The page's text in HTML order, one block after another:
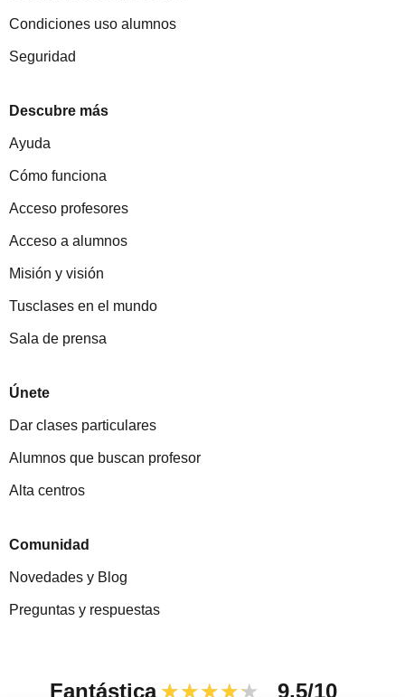
Condiciones uso alumnos
Seguridad
Descubre más
Ayuda
Cómo funciona
Acceso profesores
Acceso a alumnos
Misión y visión
Tusclases en el mundo
Sala de prensa
Únete
Dar clases particulares
Alumnos que buscan profesor
Alta centros
Comunidad
Novedades y Blog
Preguntas y respuestas
Fantástica ★★★★★ 9,5/10